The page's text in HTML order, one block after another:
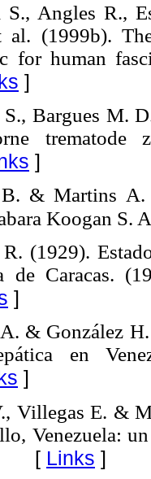
S., Angles R.,
al. (1999b).
for human
]
S., Bargues M.
]
B. & Martins
Koogan S.
(1929).
de Caracas.
]
& González
en
]
Villegas E. &
Venezuela:
[ Links ]